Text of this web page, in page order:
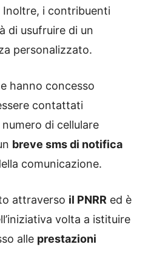
Inoltre, i contribuenti
di usufruire di un
personalizzato.
hanno concesso
contattati
di cellulare
breve sms di notifica
comunicazione.
attraverso il PNRR ed è
volta a istituire
alle prestazioni